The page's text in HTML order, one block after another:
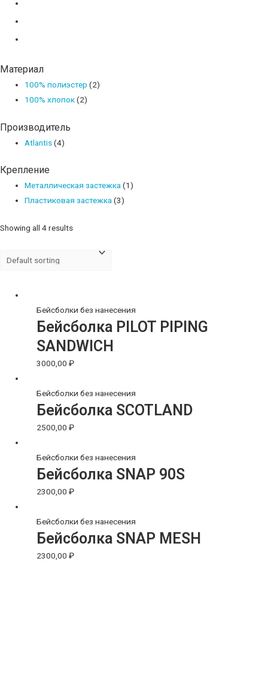
Материал
100% полиэстер (2)
100% хлопок(2)
Производитель
Atlantis(4)
Крепление
Металлическая застежка(1)
Пластиковая застежка(3)
Showing all 4 results
Бейсболки без нанесения
Бейсболка PILOT PIPING
SANDWICH
3000,00₽
Бейсболки без нанесения
Бейсболка SCOTLAND
2500,00₽
Бейсболки без нанесения
Бейсболка SNAP 90S
2300,00₽
Бейсболки без нанесения
Бейсболка SNAP MESH
2300,00₽